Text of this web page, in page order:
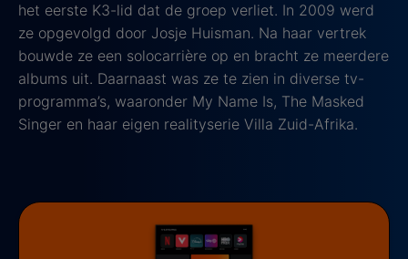
het eerste K3-lid dat de groep verliet. In 2009 werd
ze opgevolgd door Josje Huisman. Na haar vertrek
bouwde ze een solocarrière op en bracht ze meerdere
albums uit. Daarnaast was ze te zien in diverse tv-
programma’s, waaronder My Name Is, The Masked
Singer en haar eigen realityserie Villa Zuid-Afrika.